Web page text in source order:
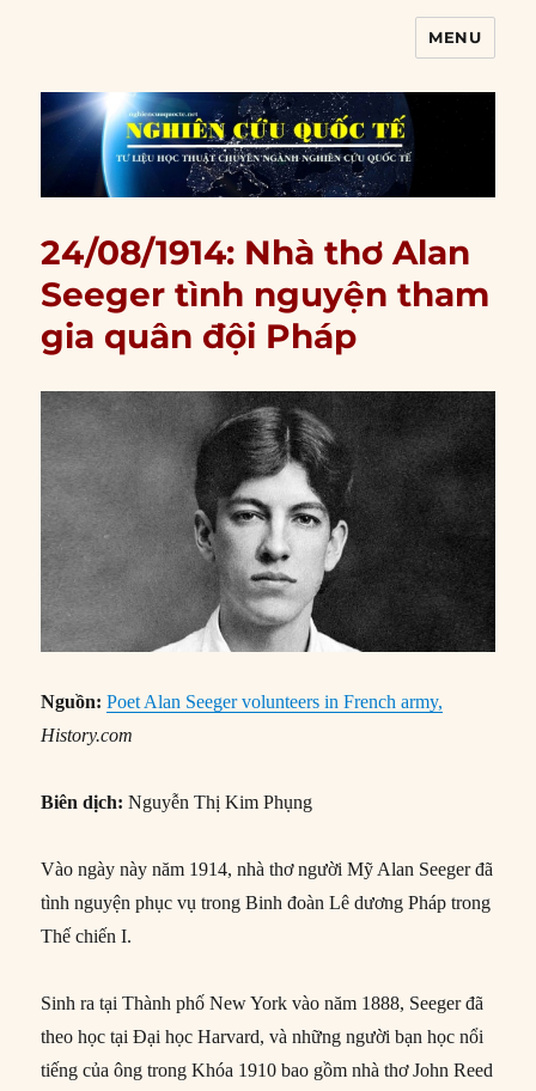
MENU
24/08/1914: Nhà thơ Alan
Seeger tình nguyện tham
gia quân đội Pháp
Nguồn:Poet Alan Seeger volunteers in French army,
History.com
Biên dịch:Nguyễn Thị Kim Phụng
Vào ngày này năm 1914, nhà thơ người Mỹ Alan Seeger đã
tình nguyện phục vụ trong Binh đoàn Lê dương Pháp trong
Thế chiến I.
Sinh ra tại Thành phố New York vào năm 1888, Seeger đã
theo học tại Đại học Harvard, và những người bạn học nổi
tiếng của ông trong Khóa 1910 bao gồm nhà thơ John Reed